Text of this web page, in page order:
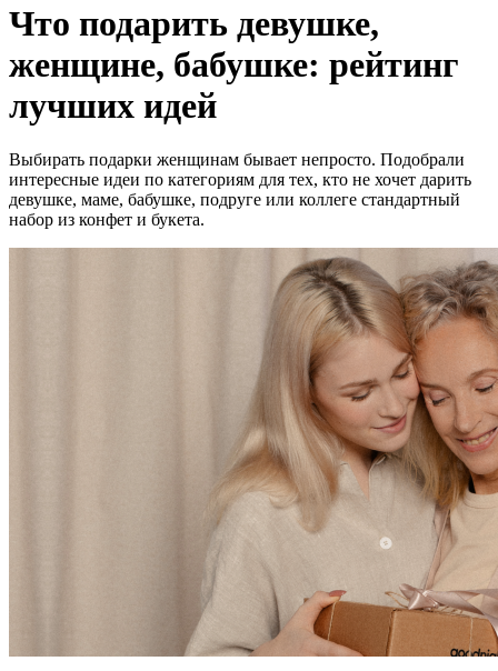
Что подарить девушке,
женщине, бабушке: рейтинг
лучших идей
Выбирать подарки женщинам бывает непросто. Подобрали
интересные идеи по категориям для тех, кто не хочет дарить
девушке, маме, бабушке, подруге или коллеге стандартный
набор из конфет и букета.